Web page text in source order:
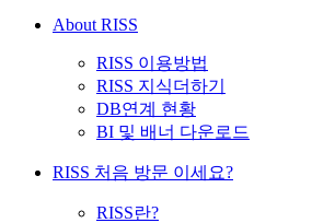
About RISS
RISS 이용방법
RISS 지식더하기
DB연계 현황
BI 및 배너 다운로드
RISS 처음 방문 이세요?
RISS란?